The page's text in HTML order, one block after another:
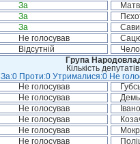
За
За
За
Не голосував
Відсутній
Група
Кількість
За:0 Проти:0 Утрималися:0 Не
Не голосував
Не голосував
Не голосував
Не голосував
Не голосував
Не голосував